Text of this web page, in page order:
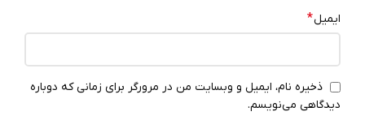
ایمیل*
ذخیره نام، ایمیل و وبسایت من در مرورگر برای زمانی که دوباره
دیدگاهی می‌نویسم.